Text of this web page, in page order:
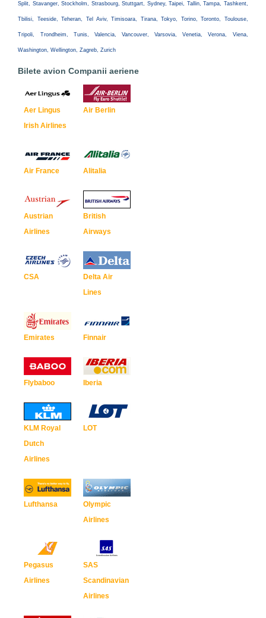
Split, Stavanger, Stockholm, Strasbourg, Stuttgart, Sydney, Taipei, Tallin, Tampa, Tashkent,
Tbilisi, Teeside, Teheran, Tel Aviv, Timisoara, Tirana, Tokyo, Torino, Toronto, Toulouse,
Tripoli, Trondheim, Tunis, Valencia, Vancouver, Varsovia, Venetia, Verona, Viena,
Washington, Wellington, Zagreb, Zurich
Bilete avion Companii aeriene
Aer Lingus
Irish Airlines
Air Berlin
Air France Alitalia
Austrian
Airlines
British
Airways
CSA
Delta Air
Lines
Emirates Finnair
Flybaboo Iberia
KLM Royal
Dutch
Airlines
LOT
Lufthansa
Olympic
Airlines
Pegasus
Airlines
SAS
Scandinavian
Airlines